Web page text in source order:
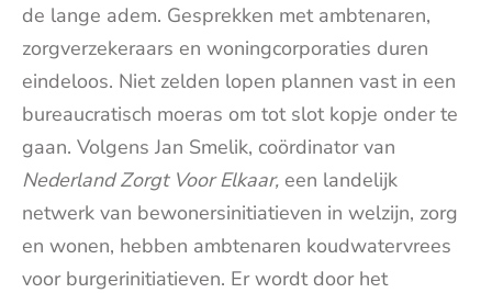
de lange adem. Gesprekken met ambtenaren,
zorgverzekeraars en woningcorporaties duren
eindeloos. Niet zelden lopen plannen vast in een
bureaucratisch moeras om tot slot kopje onder te
gaan. Volgens Jan Smelik, coördinator van
Nederland Zorgt Voor Elkaar, een landelijk
netwerk van bewonersinitiatieven in welzijn, zorg
en wonen, hebben ambtenaren koudwatervrees
voor burgerinitiatieven. Er wordt door het